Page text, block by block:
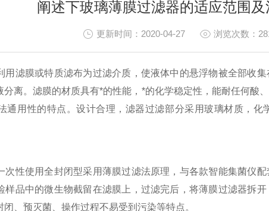
阐述下玻璃薄膜过滤器的适应范围
更新时间：2020-04-27 浏览次数：
用滤膜或特质滤布为过滤介质，使液体中的悬浮物被全部收
分离。滤膜的材质具有*的性能，*的化学稳定性，能耐任何酸
通用性的特点。设计合理，滤器过滤部分采用玻璃材质，
使用全封闭型采用薄膜过滤法原理，与各款智能集菌仪配
样品中的微生物截留在滤膜上，过滤完后，将薄膜过滤器拆
、预灭菌、操作过程不易受到污染等特点。